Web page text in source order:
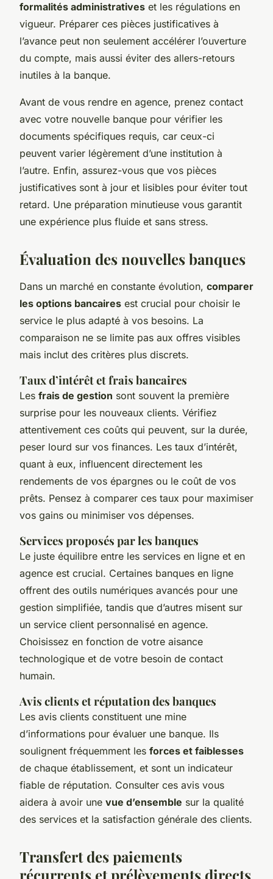
formalités administratives et les régulations en
vigueur. Préparer ces pièces justificatives à
l’avance peut non seulement accélérer l’ouverture
du compte, mais aussi éviter des allers-retours
inutiles à la banque.
Avant de vous rendre en agence, prenez contact
avec votre nouvelle banque pour vérifier les
documents spécifiques requis, car ceux-ci
peuvent varier légèrement d’une institution à
l’autre. Enfin, assurez-vous que vos pièces
justificatives sont à jour et lisibles pour éviter tout
retard. Une préparation minutieuse vous garantit
une expérience plus fluide et sans stress.
Évaluation des nouvelles banques
Dans un marché en constante évolution, comparer
les options bancaires est crucial pour choisir le
service le plus adapté à vos besoins. La
comparaison ne se limite pas aux offres visibles
mais inclut des critères plus discrets.
Taux d’intérêt et frais bancaires
Les frais de gestion sont souvent la première
surprise pour les nouveaux clients. Vérifiez
attentivement ces coûts qui peuvent, sur la durée,
peser lourd sur vos finances. Les taux d’intérêt,
quant à eux, influencent directement les
rendements de vos épargnes ou le coût de vos
prêts. Pensez à comparer ces taux pour maximiser
vos gains ou minimiser vos dépenses.
Services proposés par les banques
Le juste équilibre entre les services en ligne et en
agence est crucial. Certaines banques en ligne
offrent des outils numériques avancés pour une
gestion simplifiée, tandis que d’autres misent sur
un service client personnalisé en agence.
Choisissez en fonction de votre aisance
technologique et de votre besoin de contact
humain.
Avis clients et réputation des banques
Les avis clients constituent une mine
d’informations pour évaluer une banque. Ils
soulignent fréquemment les forces et faiblesses
de chaque établissement, et sont un indicateur
fiable de réputation. Consulter ces avis vous
aidera à avoir une vue d’ensemble sur la qualité
des services et la satisfaction générale des clients.
Transfert des paiements
récurrents et prélèvements directs